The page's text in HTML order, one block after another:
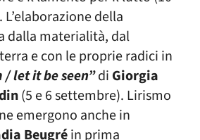
della
dalla materialità, dal
e con le proprie radici in
let it be seen”di Giorgia
(5 e 6 settembre). Lirismo
emergono anche in
Beugréin prima